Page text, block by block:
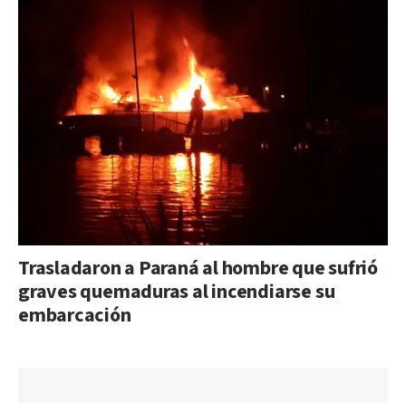
Trasladaron a Paraná al hombre que sufrió
graves quemaduras al incendiarse su
embarcación